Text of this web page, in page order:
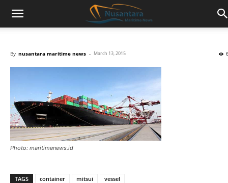
By nusantara maritime news - March 13, 2015
Photo: maritimenews.id
TAGS container mitsui vessel